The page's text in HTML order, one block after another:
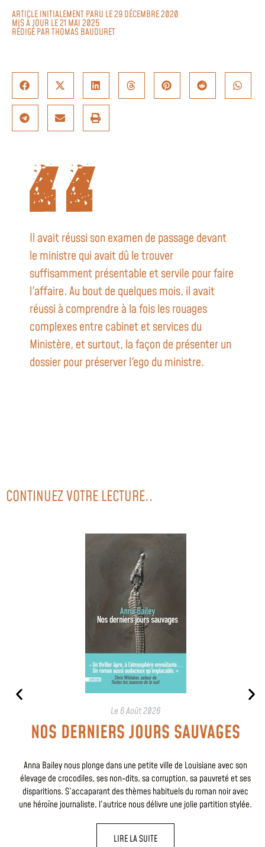
ARTICLE INITIALEMENT PARU LE 29 DÉCEMBRE 2020
MIS À JOUR LE 21 MAI 2025
RÉDIGÉ PARTHOMAS BAUDURET
Il avait réussi son examen de passage devant
le ministre qui avait dû le trouver
suffisamment présentable et servile pour faire
l'affaire. Au bout de quelques mois, il avait
réussi à comprendre à la fois les rouages
complexes entre cabinet et services du
Ministère, et surtout, la façon de présenter un
dossier pour préserver l'ego du ministre.
CONTINUEZ VOTRE LECTURE..
Le 6 Août 2026
NOS DERNIERS JOURS SAUVAGES
Anna Bailey nous plonge dans une petite ville de Louisiane avec son
élevage de crocodiles, ses non-dits, sa corruption, sa pauvreté et ses
disparitions. S’accaparant des thèmes habituels du roman noir avec
une héroïne journaliste, l’autrice nous délivre une jolie partition stylée.
LIRE LA SUITE